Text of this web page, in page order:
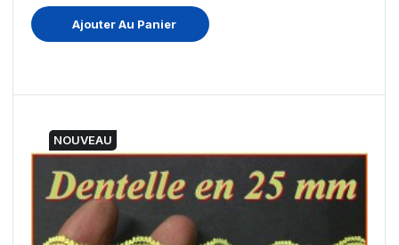
Ajouter Au Panier
NOUVEAU